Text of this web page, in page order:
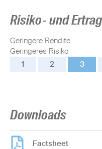
Risiko- und
Geringere Rendite
Geringeres Risiko
1
2 3
Downloads
Factsheet